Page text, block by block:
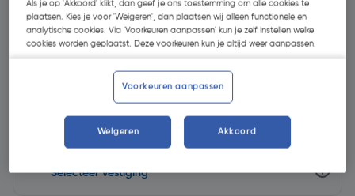
| Excl. btw € 4,43
Selecteer winkel - Bekijk voorraadniveaus en haal binnen 10
Selecteer vestiging
Als je op 'Akkoord' klikt, dan geef je ons toestemming om alle cookies te
plaatsen. Kies je voor 'Weigeren', dan plaatsen wij alleen functionele en
analytische cookies. Via 'Voorkeuren aanpassen' kun je zelf instellen welke
cookies worden geplaatst. Deze voorkeuren kun je altijd weer aanpassen.
Voorkeuren aanpassen
Weigeren Akkoord